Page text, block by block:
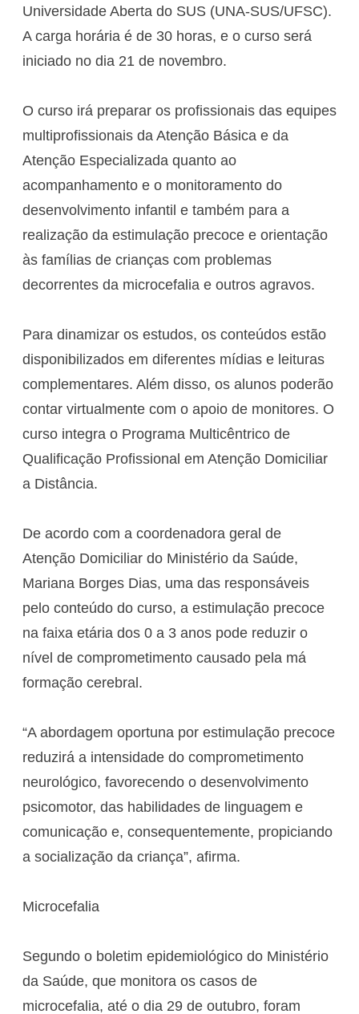
Universidade Aberta do SUS (UNA-SUS/UFSC).
A carga horária é de 30 horas, e o curso será
iniciado no dia 21 de novembro.
O curso irá preparar os profissionais das equipes
multiprofissionais da Atenção Básica e da
Atenção Especializada quanto ao
acompanhamento e o monitoramento do
desenvolvimento infantil e também para a
realização da estimulação precoce e orientação
às famílias de crianças com problemas
decorrentes da microcefalia e outros agravos.
Para dinamizar os estudos, os conteúdos estão
disponibilizados em diferentes mídias e leituras
complementares. Além disso, os alunos poderão
contar virtualmente com o apoio de monitores. O
curso integra o Programa Multicêntrico de
Qualificação Profissional em Atenção Domiciliar
a Distância.
De acordo com a coordenadora geral de
Atenção Domiciliar do Ministério da Saúde,
Mariana Borges Dias, uma das responsáveis
pelo conteúdo do curso, a estimulação precoce
na faixa etária dos 0 a 3 anos pode reduzir o
nível de comprometimento causado pela má
formação cerebral.
“A abordagem oportuna por estimulação precoce
reduzirá a intensidade do comprometimento
neurológico, favorecendo o desenvolvimento
psicomotor, das habilidades de linguagem e
comunicação e, consequentemente, propiciando
a socialização da criança”, afirma.
Microcefalia
Segundo o boletim epidemiológico do Ministério
da Saúde, que monitora os casos de
microcefalia, até o dia 29 de outubro, foram